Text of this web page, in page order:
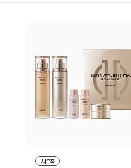
사은품